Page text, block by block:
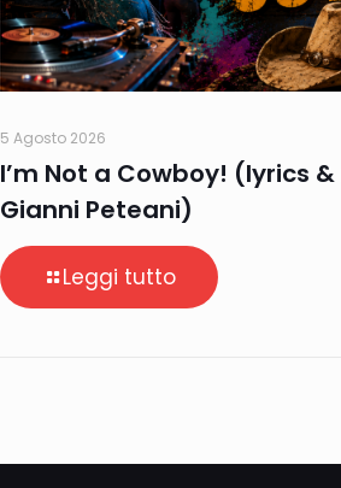
5 Agosto 2026
I’m Not a Cowboy! (lyrics
Gianni Peteani)
Leggi tutto